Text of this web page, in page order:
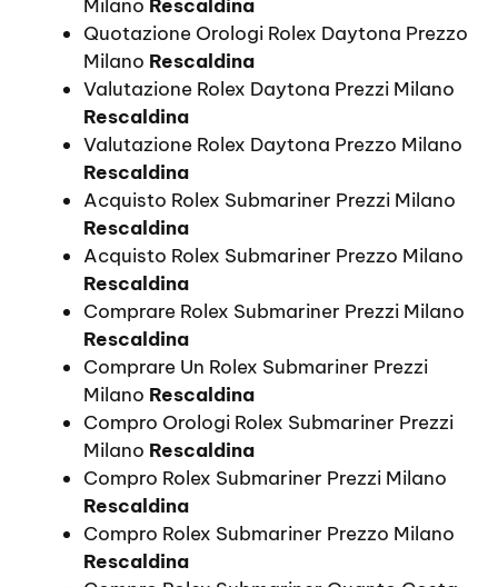
Milano Rescaldina
Quotazione Orologi Rolex Daytona Prezzo
Milano Rescaldina
Valutazione Rolex Daytona Prezzi Milano
Rescaldina
Valutazione Rolex Daytona Prezzo Milano
Rescaldina
Acquisto Rolex Submariner Prezzi Milano
Rescaldina
Acquisto Rolex Submariner Prezzo Milano
Rescaldina
Comprare Rolex Submariner Prezzi Milano
Rescaldina
Comprare Un Rolex Submariner Prezzi
Milano Rescaldina
Compro Orologi Rolex Submariner Prezzi
Milano Rescaldina
Compro Rolex Submariner Prezzi Milano
Rescaldina
Compro Rolex Submariner Prezzo Milano
Rescaldina